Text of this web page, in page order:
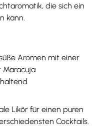
die sich ein
kann.
Aromen mit einer
Maracuja
Likör für einen puren
Cocktails.